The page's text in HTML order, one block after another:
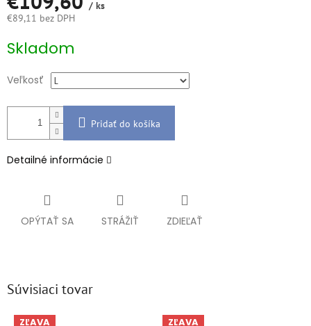
/ ks
€89,11 bez DPH
cena:
Skladom
Veľkosť
Pridať do košíka
Detailné informácie
OPÝTAŤ SA STRÁŽIŤ ZDIEĽAŤ
Súvisiaci tovar
ZĽAVA
ZĽAVA